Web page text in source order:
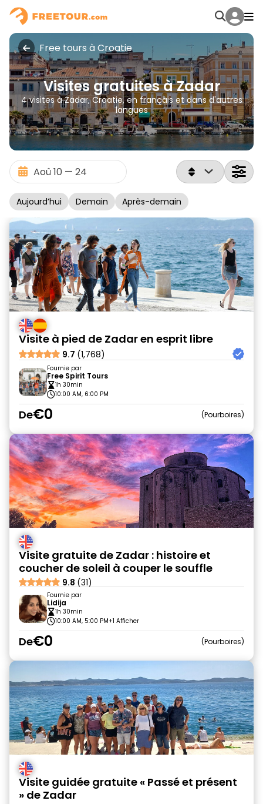
Free tours à Croatie
Visites gratuites à Zadar
4 visites à Zadar, Croatie, en français et dans d'autres
langues
Aujourd’hui Demain Après-demain
Visite à pied de Zadar en esprit libre
9.7 (1,768)
Fournie par
Free Spirit Tours
1h 30min
10:00 AM, 6:00 PM
De€0 Pourboires
Visite gratuite de Zadar : histoire et
coucher de soleil à couper le souffle
9.8 (31)
Fournie par
Lidija
1h 30min
10:00 AM, 5:00 PM+1 Afficher
De€0 Pourboires
Visite guidée gratuite « Passé et présent
» de Zadar